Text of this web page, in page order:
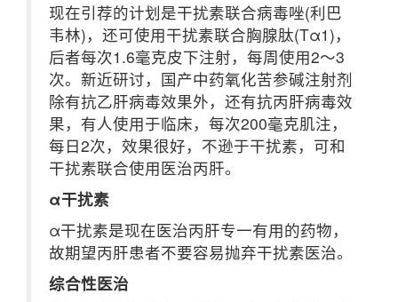
现在引荐的计划是干扰素联合病毒唑(利巴
韦林)，还可使用干扰素联合胸腺肽(Tα1)，
后者每次1.6毫克皮下注射，每周使用2～3
次。新近研讨，国产中药氧化苦参碱注射剂
除有抗乙肝病毒效果外，还有抗丙肝病毒效
果，有人使用于临床，每次200毫克肌注，
每日2次，效果很好，不逊于干扰素，可和
干扰素联合使用医治丙肝。
α干扰素
α干扰素是现在医治丙肝专一有用的药物，
故期望丙肝患者不要容易抛弃干扰素医治。
综合性医治